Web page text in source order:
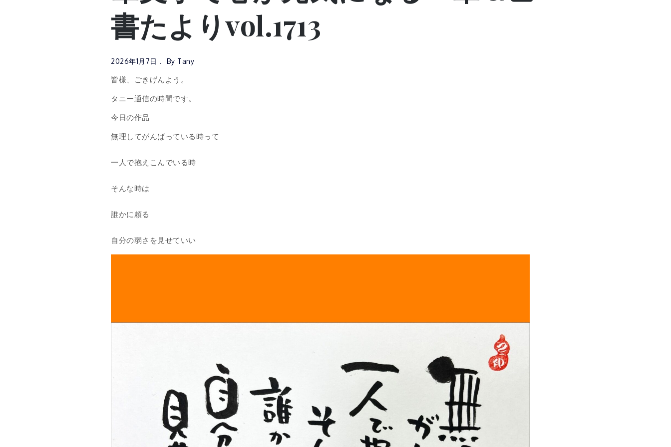
書たよりvol.1713
2026年1月7日 By Tany
皆様、ごきげんよう。
タニー通信の時間です。
今日の作品
無理してがんばっている時って
一人で抱えこんでいる時
そんな時は
誰かに頼る
自分の弱さを見せていい